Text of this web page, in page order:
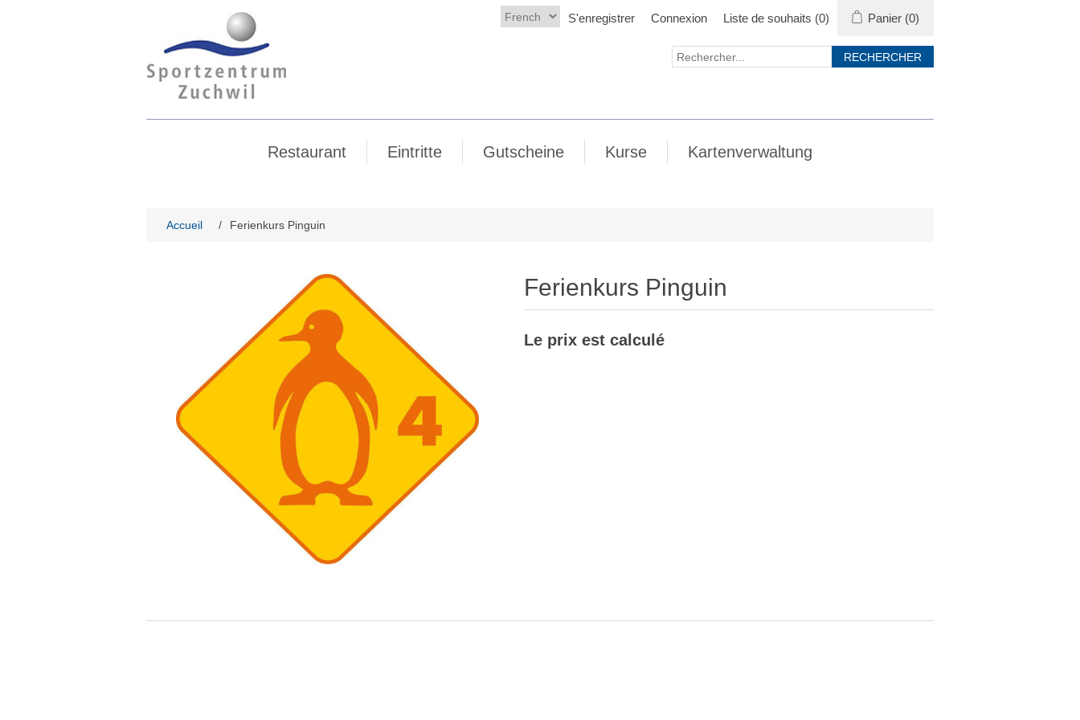
S'enregistrer Connexion Liste de souhaits (0) Panier (0)
Restaurant Eintritte Gutscheine Kurse Kartenverwaltung
Accueil / Ferienkurs Pinguin
Ferienkurs Pinguin
Le prix est calculé